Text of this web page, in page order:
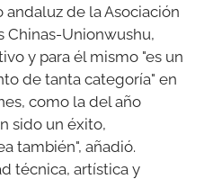
de la Asociación
Chinas-Unionwushu,
y para él mismo "es un
de tanta categoría" en
como la del año
sido un éxito,
también", añadió.
técnica, artística y